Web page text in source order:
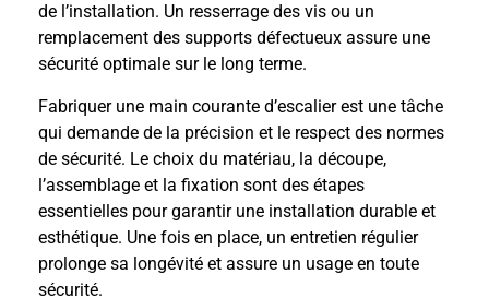
de l’installation. Un resserrage des vis ou un
remplacement des supports défectueux assure une
sécurité optimale sur le long terme.
Fabriquer une main courante d’escalier est une tâche
qui demande de la précision et le respect des normes
de sécurité. Le choix du matériau, la découpe,
l’assemblage et la fixation sont des étapes
essentielles pour garantir une installation durable et
esthétique. Une fois en place, un entretien régulier
prolonge sa longévité et assure un usage en toute
sécurité.